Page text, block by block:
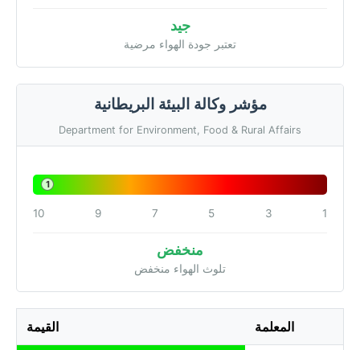
جيد
تعتبر جودة الهواء مرضية
مؤشر وكالة البيئة البريطانية
Department for Environment, Food & Rural Affairs
1
1
3
5
7
9
10
منخفض
تلوث الهواء منخفض
المعلمة القيمة